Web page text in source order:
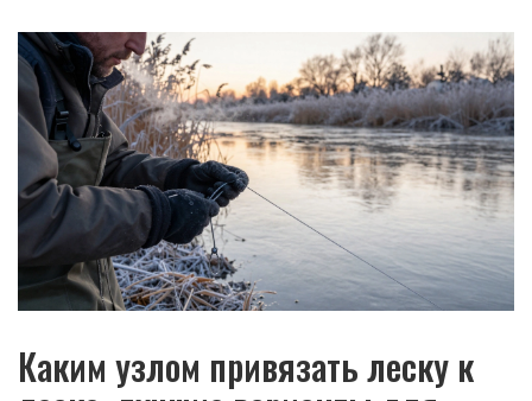
Каким узлом привязать леску к